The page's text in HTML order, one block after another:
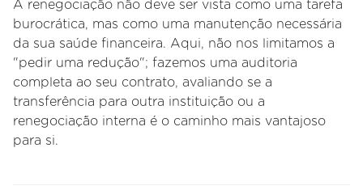
A renegociação não deve ser vista como uma tarefa
burocrática, mas como uma manutenção necessária
da sua saúde financeira. Aqui, não nos limitamos a
"pedir uma redução"; fazemos uma auditoria
completa ao seu contrato, avaliando se a
transferência para outra instituição ou a
renegociação interna é o caminho mais vantajoso
para si.